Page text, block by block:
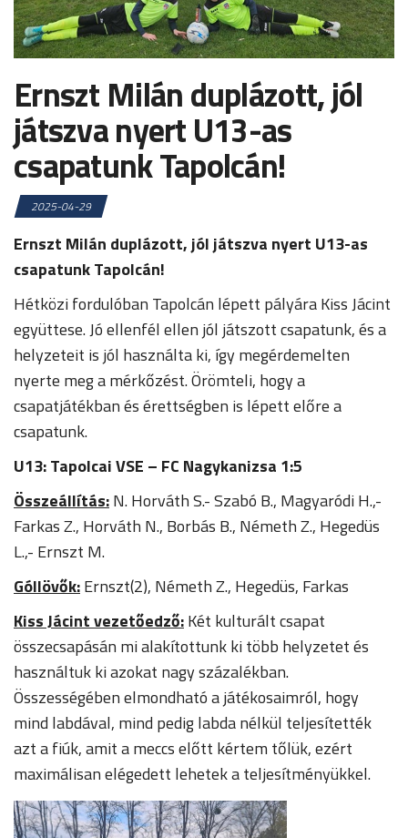
Ernszt Milán duplázott, jól
játszva nyert U13-as
csapatunk Tapolcán!
2025-04-29
Ernszt Milán duplázott, jól játszva nyert U13-as
csapatunk Tapolcán!
Hétközi fordulóban Tapolcán lépett pályára Kiss Jácint
együttese. Jó ellenfél ellen jól játszott csapatunk, és a
helyzeteit is jól használta ki, így megérdemelten
nyerte meg a mérkőzést. Örömteli, hogy a
csapatjátékban és érettségben is lépett előre a
csapatunk.
U13: Tapolcai VSE – FC Nagykanizsa 1:5
Összeállítás:N. Horváth S.- Szabó B., Magyaródi H.,-
Farkas Z., Horváth N., Borbás B., Németh Z., Hegedüs
L.,- Ernszt M.
Góllövők:Ernszt(2), Németh Z., Hegedüs, Farkas
Kiss Jácint vezetőedző:Két kulturált csapat
összecsapásán mi alakítottunk ki több helyzetet és
használtuk ki azokat nagy százalékban.
Összességében elmondható a játékosaimról, hogy
mind labdával, mind pedig labda nélkül teljesítették
azt a fiúk, amit a meccs előtt kértem tőlük, ezért
maximálisan elégedett lehetek a teljesítményükkel.